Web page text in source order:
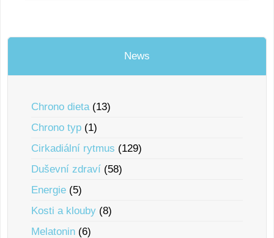
News
Chrono dieta (13)
Chrono typ (1)
Cirkadiální rytmus (129)
Duševní zdraví (58)
Energie (5)
Kosti a klouby (8)
Melatonin (6)